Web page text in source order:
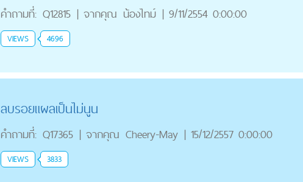
คำถามที่: Q12815 | จากคุณ น้องไทม์ | 9/11/2554 0:00:00
VIEWS 4696
ลบรอยแผลเป็นไม่นูน
คำถามที่: Q17365 | จากคุณ Cheery-May | 15/12/2557 0:00:00
VIEWS 3833